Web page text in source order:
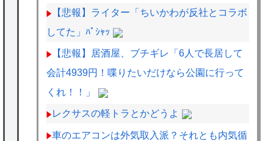
【悲報】ライター「ちいかわが反社とコラボ
してた」ﾊﾟｼｬｯ
【悲報】居酒屋、ブチギレ「6人で長居して
会計4939円！喋りたいだけなら公園に行って
くれ！！」
レクサスの軽トラとかどうよ
車のエアコンは外気取入派？それとも内気循